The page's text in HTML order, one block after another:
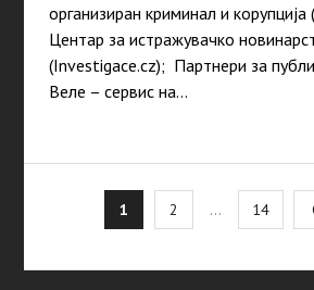
организиран криминал и корупција
Центар за истражувачко
(Investigace.cz); Партнери за
Веле – сервис на…
pagination
1 2 … 14